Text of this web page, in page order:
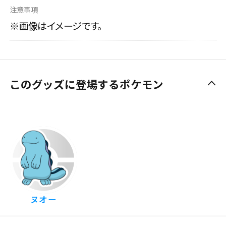
注意事項
※画像はイメージです。
このグッズに登場するポケモン
ヌオー